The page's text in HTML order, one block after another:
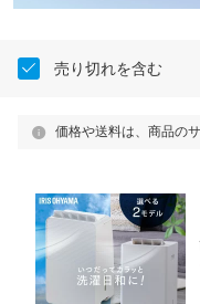
売り切れを含む
価格や送料は、商品の